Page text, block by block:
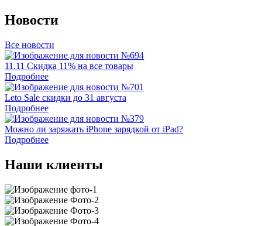
Новости
Все новости
11.11 Скидка 11% на все товары
Подробнее
Leto Sale скидки до 31 августа
Подробнее
Можно ли заряжать iPhone зарядкой от iPad?
Подробнее
Наши клиенты